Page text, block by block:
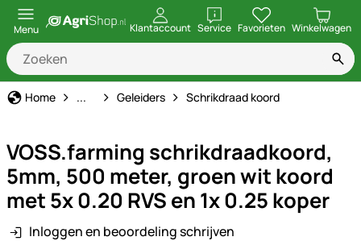
Menu Klantaccount ServiceopenenFavorieten Winkelwagen
Home Schrikdraad
... Geleiders Schrikdraad koord
VOSS.farming schrikdraadkoord,
5mm, 500 meter, groen wit koord
met 5x 0.20 RVS en 1x 0.25 koper
Inloggen en beoordeling schrijven